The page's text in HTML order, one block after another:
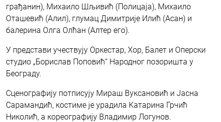
грађанин), Михаило Шљивић (Полицаја), Михаило
Оташевић (Алил), глумац Димитрије Илић (Асан) и
балерина Олга Олћан (Алтер его).
У представи учествују Оркестар, Хор, Балет и Оперски
студио „Борислав Поповић“ Народног позоришта у
Београду.
Сценографију потписују Мираш Вуксановић и Јасна
Сарамандић, костиме је урадила Kатарина Грчић
Николић, а кореографију Владимир Логунов.